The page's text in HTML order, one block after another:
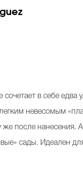
сочетает в себе едва
невесомым
же после нанесения.
сады. Идеален